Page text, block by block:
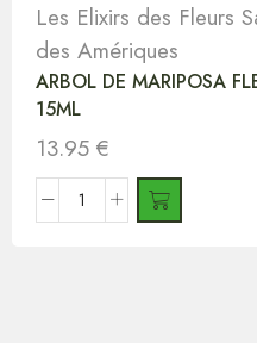
Les Elixirs des Fleurs
des Amériques
ARBOL DE MARIPOSA
15ML
13.95 €